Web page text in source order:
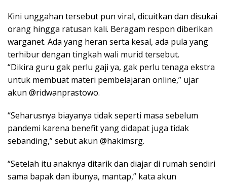
Kini unggahan tersebut pun viral, dicuitkan dan disukai
orang hingga ratusan kali. Beragam respon diberikan
warganet. Ada yang heran serta kesal, ada pula yang
terhibur dengan tingkah wali murid tersebut.
“Dikira guru gak perlu gaji ya, gak perlu tenaga ekstra
untuk membuat materi pembelajaran online,” ujar
akun @ridwanprastowo.
“Seharusnya biayanya tidak seperti masa sebelum
pandemi karena benefit yang didapat juga tidak
sebanding,” sebut akun @hakimsrg.
“Setelah itu anaknya ditarik dan diajar di rumah sendiri
sama bapak dan ibunya, mantap,” kata akun